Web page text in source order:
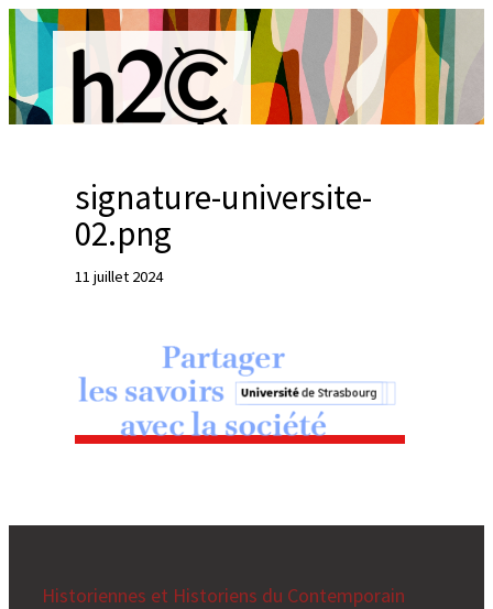
Aller
au
contenu
R
e
c
r
r
signature-universite-
02.png
11 juillet 2024
Historiennes et Historiens du Contemporain